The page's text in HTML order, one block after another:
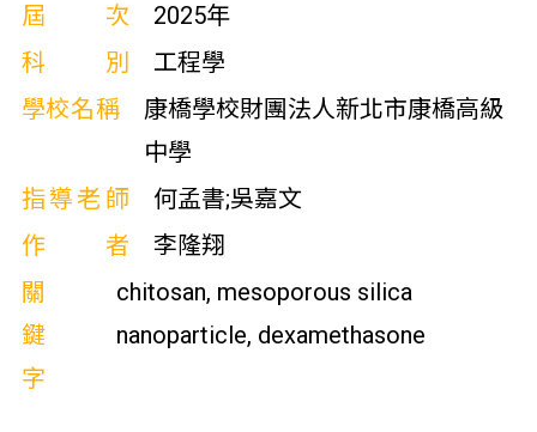
屆次
2025年
科別
工程學
學校名稱
康橋學校財團法人新北市康橋高級
中學
指導老師
何孟書;吳嘉文
作者
李隆翔
關
鍵
字
chitosan, mesoporous silica
nanoparticle, dexamethasone